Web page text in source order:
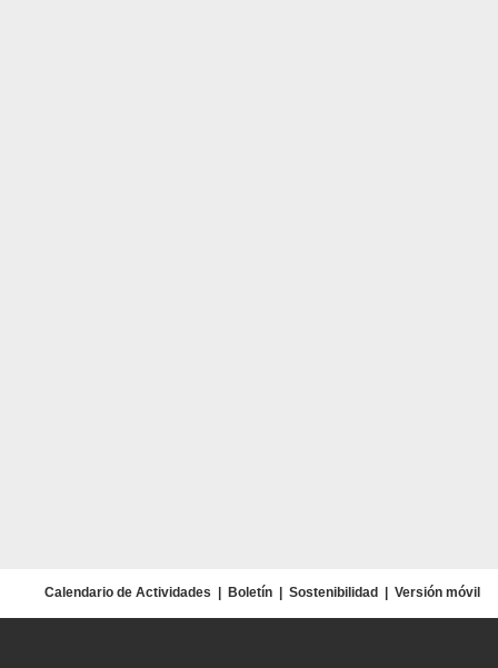
Calendario de Actividades Boletín Sostenibilidad Versión móvil